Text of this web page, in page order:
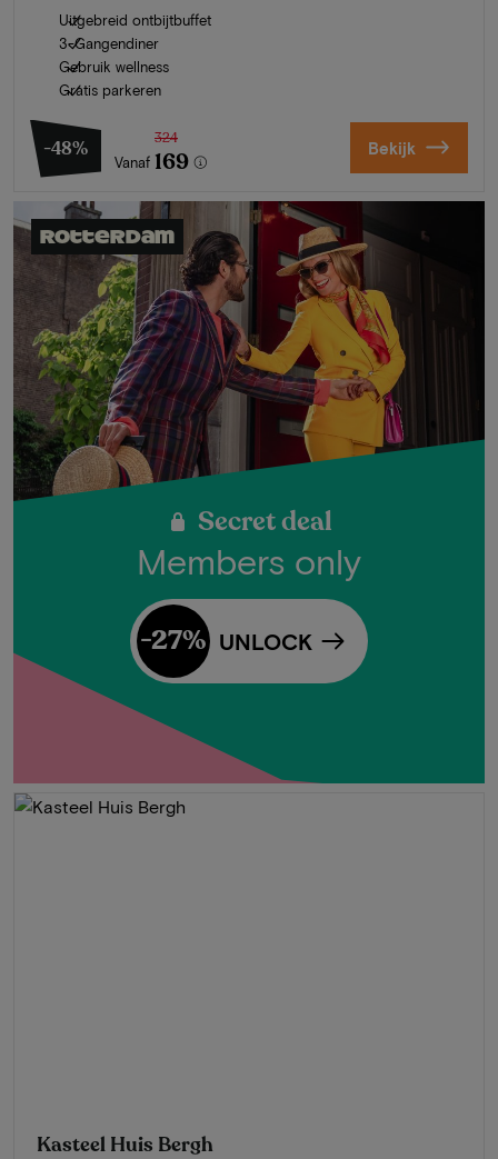
Uitgebreid ontbijtbuffet
3-Gangendiner
Gebruik wellness
Gratis parkeren
-48%
Vanaf
324
169 Bekijk
Rotterdam
Secret deal
Members only
UNLOCK
-27%
Kasteel Huis Bergh